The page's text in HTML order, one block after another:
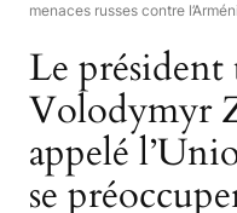
menaces russes contre
Le
Volodymyr
appelé
se